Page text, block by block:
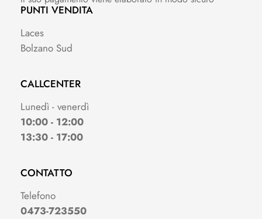
PUNTI VENDITA
Laces
Bolzano Sud
CALLCENTER
Lunedì - venerdì
10:00 - 12:00
13:30 - 17:00
CONTATTO
Telefono
0473-723550